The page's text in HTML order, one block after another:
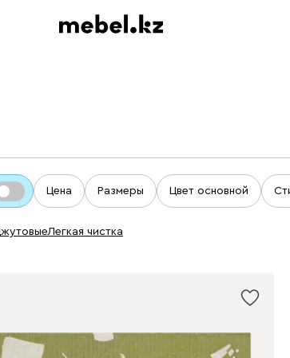
Цена Размеры Цвет основной
джутовые легкая чистка